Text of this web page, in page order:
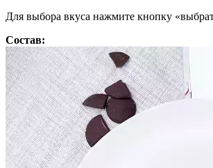
Для выбора вкуса нажмите кнопку
Состав: